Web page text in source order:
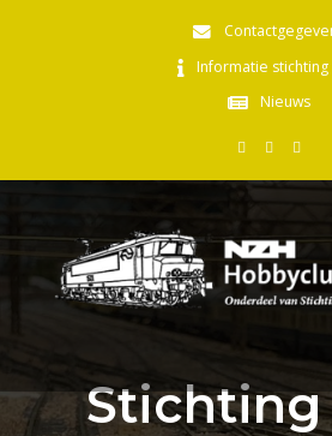
Informatie stichting
Nieuws
Stichting